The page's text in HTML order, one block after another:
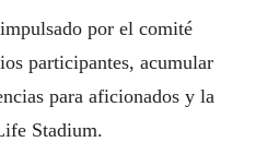
por el comité
participantes, acumular
para aficionados y la
Stadium.